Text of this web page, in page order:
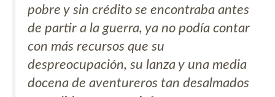
pobre y sin crédito se encontraba antes
de partir a la guerra, ya no podía contar
con más recursos que su
despreocupación, su lanza y una media
docena de aventureros tan desalmados